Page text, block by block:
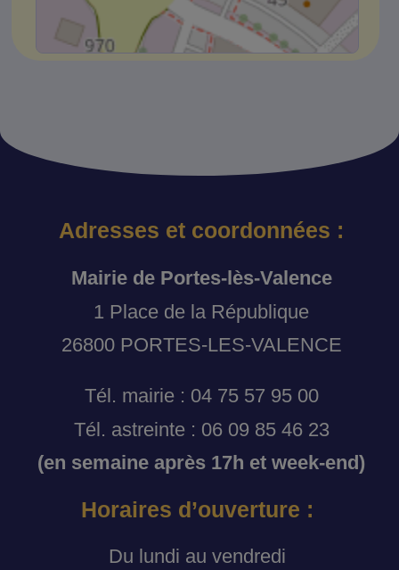
Adresses et coordonnées :
Mairie de Portes-lès-Valence
1 Place de la République
26800 PORTES-LES-VALENCE
Tél. mairie : 04 75 57 95 00
Tél. astreinte : 06 09 85 46 23
(en semaine après 17h et week-end)
Horaires d’ouverture :
Du lundi au vendredi